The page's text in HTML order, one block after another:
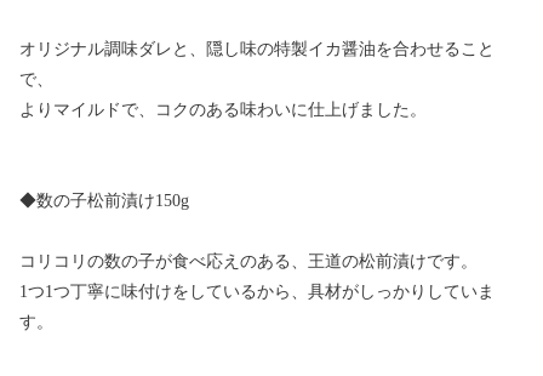
オリジナル調味ダレと、隠し味の特製イカ醤油を合わせること
で、
よりマイルドで、コクのある味わいに仕上げました。
◆数の子松前漬け150g
コリコリの数の子が食べ応えのある、王道の松前漬けです。
1つ1つ丁寧に味付けをしているから、具材がしっかりしていま
す。